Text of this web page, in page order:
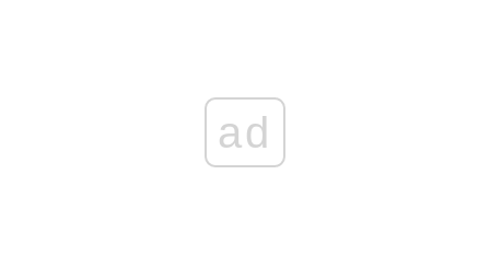
ad